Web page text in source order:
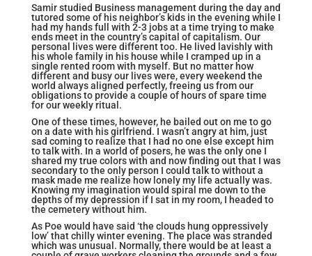
Samir studied Business management during the day and
tutored some of his neighbor’s kids in the evening while I
had my hands full with 2-3 jobs at a time trying to make
ends meet in the country’s capital of capitalism. Our
personal lives were different too. He lived lavishly with
his whole family in his house while I cramped up in a
single rented room with myself. But no matter how
different and busy our lives were, every weekend the
world always aligned perfectly, freeing us from our
obligations to provide a couple of hours of spare time
for our weekly ritual.
One of these times, however, he bailed out on me to go
on a date with his girlfriend. I wasn’t angry at him, just
sad coming to realize that I had no one else except him
to talk with. In a world of posers, he was the only one I
shared my true colors with and now finding out that I was
secondary to the only person I could talk to without a
mask made me realize how lonely my life actually was.
Knowing my imagination would spiral me down to the
depths of my depression if I sat in my room, I headed to
the cemetery without him.
As Poe would have said ‘the clouds hung oppressively
low’ that chilly winter evening. The place was stranded
which was unusual. Normally, there would be at least a